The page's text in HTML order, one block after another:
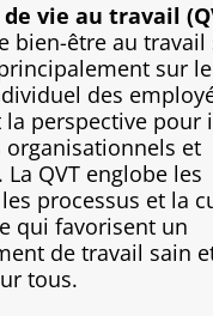
vie au travail
bien-être au travail
sur le
des
la perspective pour
organisationnels et
QVT englobe les
processus et la
qui favorisent un
de travail sain
tous.